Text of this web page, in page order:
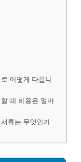
어떻게 다릅니
때 비용은 얼마
류는 무엇인가